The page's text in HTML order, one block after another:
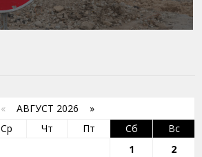
« АВГУСТ 2026 »
Ср Чт Пт Сб
Вс
1
2